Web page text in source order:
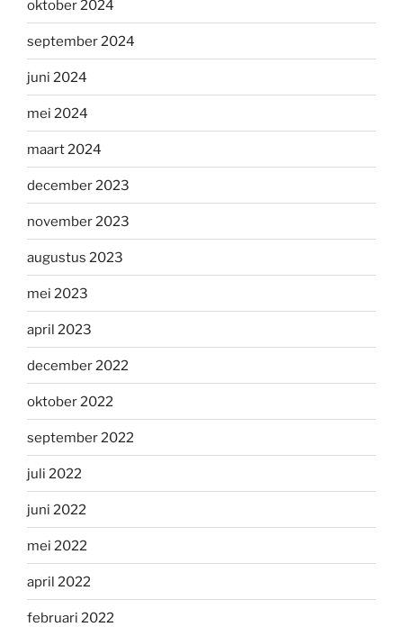
oktober 2024
september 2024
juni 2024
mei 2024
maart 2024
december 2023
november 2023
augustus 2023
mei 2023
april 2023
december 2022
oktober 2022
september 2022
juli 2022
juni 2022
mei 2022
april 2022
februari 2022